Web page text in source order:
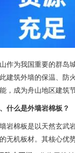
作为我国重要的群岛
建筑外墙的保温、防
，成为舟山地区建筑
什么是外墙岩棉板？
岩棉板是以天然玄武
无机板材。其核心优